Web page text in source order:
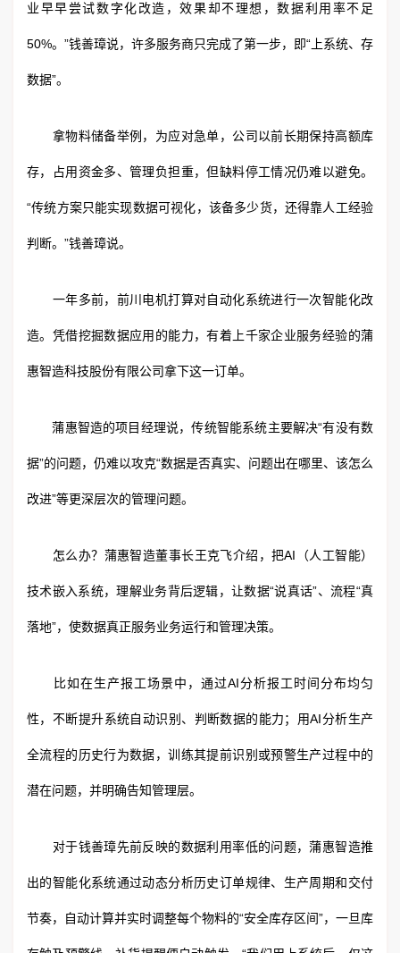
业早早尝试数字化改造，效果却不理想，数据利用率不足
50%。”钱善璋说，许多服务商只完成了第一步，即“上系统、存
数据”。
拿物料储备举例，为应对急单，公司以前长期保持高额库
存，占用资金多、管理负担重，但缺料停工情况仍难以避免。
“传统方案只能实现数据可视化，该备多少货，还得靠人工经验
判断。”钱善璋说。
一年多前，前川电机打算对自动化系统进行一次智能化改
造。凭借挖掘数据应用的能力，有着上千家企业服务经验的蒲
惠智造科技股份有限公司拿下这一订单。
蒲惠智造的项目经理说，传统智能系统主要解决“有没有数
据”的问题，仍难以攻克“数据是否真实、问题出在哪里、该怎么
改进”等更深层次的管理问题。
怎么办？蒲惠智造董事长王克飞介绍，把AI（人工智能）
技术嵌入系统，理解业务背后逻辑，让数据“说真话”、流程“真
落地”，使数据真正服务业务运行和管理决策。
比如在生产报工场景中，通过AI分析报工时间分布均匀
性，不断提升系统自动识别、判断数据的能力；用AI分析生产
全流程的历史行为数据，训练其提前识别或预警生产过程中的
潜在问题，并明确告知管理层。
对于钱善璋先前反映的数据利用率低的问题，蒲惠智造推
出的智能化系统通过动态分析历史订单规律、生产周期和交付
节奏，自动计算并实时调整每个物料的“安全库存区间”，一旦库